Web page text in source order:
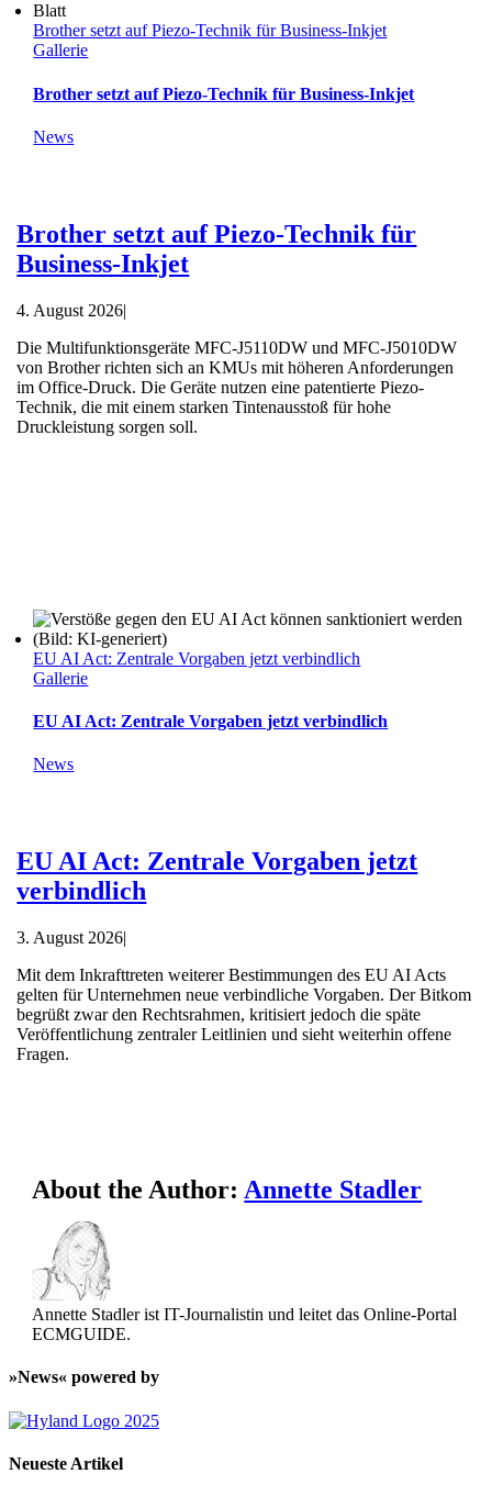
Brother setzt auf Piezo-Technik für Business-Inkjet
Gallerie
Brother setzt auf Piezo-Technik für Business-Inkjet
News
Brother setzt auf Piezo-Technik für
Business-Inkjet
4. August 2026|
Die Multifunktionsgeräte MFC-J5110DW und MFC-J5010DW
von Brother richten sich an KMUs mit höheren Anforderungen
im Office-Druck. Die Geräte nutzen eine patentierte Piezo-
Technik, die mit einem starken Tintenausstoß für hohe
Druckleistung sorgen soll.
EU AI Act: Zentrale Vorgaben jetzt verbindlich
Gallerie
EU AI Act: Zentrale Vorgaben jetzt verbindlich
News
EU AI Act: Zentrale Vorgaben jetzt
verbindlich
3. August 2026|
Mit dem Inkrafttreten weiterer Bestimmungen des EU AI Acts
gelten für Unternehmen neue verbindliche Vorgaben. Der Bitkom
begrüßt zwar den Rechtsrahmen, kritisiert jedoch die späte
Veröffentlichung zentraler Leitlinien und sieht weiterhin offene
Fragen.
About the Author: Annette Stadler
Annette Stadler ist IT-Journalistin und leitet das Online-Portal
ECMGUIDE.
»News« powered by
Neueste Artikel